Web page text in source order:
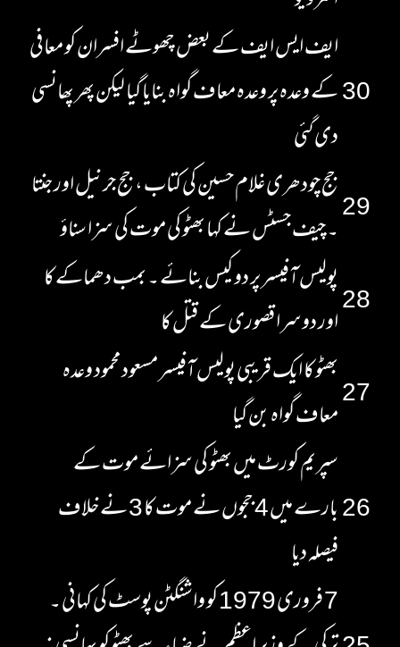
30
ایف ایس ایف کے بعض چھوٹے افسران کو معافی
کے وعدہ پر وعدہ معاف گواہ بنایا گیا لیکن پھر پھانسی
دی گئی
29
جج چودھری غلام حسین کی کتاب ، جج جرنیل اور جنتا
۔ چیف جسٹس نے کہا بھٹو کی موت کی سزا سناؤ
28
پولیس آفیسر پر دو کیس بنائے ۔ بمب دھماکے کا
اور دوسرا قصوری کے قتل کا
27
بھٹو کا ایک قریبی پولیس آفیسر مسعود محمود وعدہ
معاف گواہ بن گیا
26
سپریم کورٹ میں بھٹو کی سزائے موت کے
بارے میں 4 ججوں نے موت کا 3 نے خلاف
فیصلہ دیا
7 فروری 1979 کو واشنگٹن پوسٹ کی کہانی ۔